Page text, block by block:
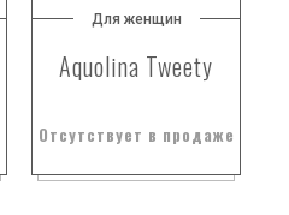
Для женщин
Aquolina Tweety
Отсутствует в продаже